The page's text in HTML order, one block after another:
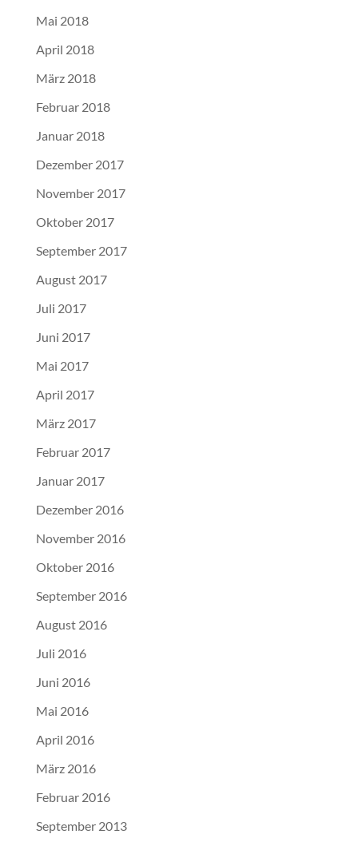
Mai 2018
April 2018
März 2018
Februar 2018
Januar 2018
Dezember 2017
November 2017
Oktober 2017
September 2017
August 2017
Juli 2017
Juni 2017
Mai 2017
April 2017
März 2017
Februar 2017
Januar 2017
Dezember 2016
November 2016
Oktober 2016
September 2016
August 2016
Juli 2016
Juni 2016
Mai 2016
April 2016
März 2016
Februar 2016
September 2013